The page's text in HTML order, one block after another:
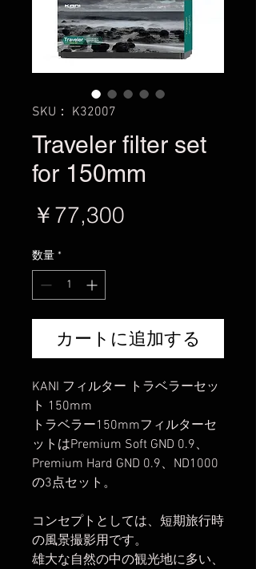
SKU： K32007
Traveler filter set
for 150mm
￥77,300
数量 *
カートに追加する
KANI フィルター トラベラーセッ
ト 150mm
トラベラー150mmフィルターセ
ットはPremium Soft GND 0.9、
Premium Hard GND 0.9、ND1000
の3点セット。
コンセプトとしては、短期旅行時
の風景撮影用です。
雄大な自然の中の観光地に多い、